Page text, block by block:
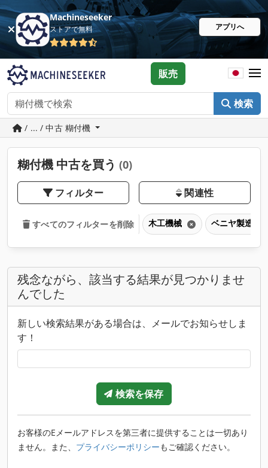
Machineseeker
ストアで無料 アプリへ
検索
販売
/ ... / 中古 糊付機
糊付機 中古を買う (0)
フィルター 関連性
すべてのフィルターを削除 木工機械 ベニヤ製造機
残念ながら、該当する結果が見つかりませ
んでした
新しい検索結果がある場合は、メールでお知らせしま
す！
検索を保存
お客様のEメールアドレスを第三者に提供することは一切あり
ません。また、 プライバシーポリシーもご確認ください。